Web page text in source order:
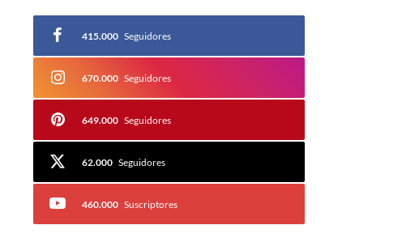
415.000 Seguidores
670.000 Seguidores
649.000 Seguidores
62.000 Seguidores
460.000 Suscriptores